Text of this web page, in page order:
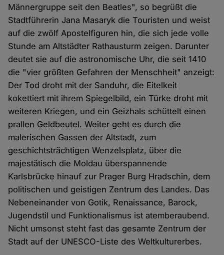
Männergruppe seit den Beatles", so begrüßt die
Stadtführerin Jana Masaryk die Touristen und weist
auf die zwölf Apostelfiguren hin, die sich jede volle
Stunde am Altstädter Rathausturm zeigen. Darunter
deutet sie auf die astronomische Uhr, die seit 1410
die "vier größten Gefahren der Menschheit" anzeigt:
Der Tod droht mit der Sanduhr, die Eitelkeit
kokettiert mit ihrem Spiegelbild, ein Türke droht mit
weiteren Kriegen, und ein Geizhals schüttelt einen
prallen Geldbeutel. Weiter geht es durch die
malerischen Gassen der Altstadt, zum
geschichtsträchtigen Wenzelsplatz, über die
majestätisch die Moldau überspannende
Karlsbrücke hinauf zur Prager Burg Hradschin, dem
politischen und geistigen Zentrum des Landes. Das
Nebeneinander von Gotik, Renaissance, Barock,
Jugendstil und Funktionalismus ist atemberaubend.
Nicht umsonst steht fast das gesamte Zentrum der
Stadt auf der UNESCO-Liste des Weltkulturerbes.